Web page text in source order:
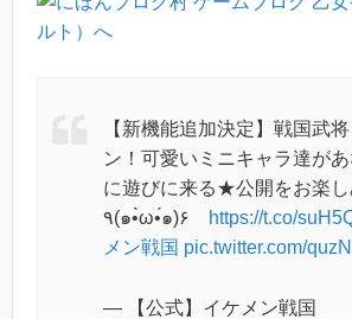
【新機能追加決定】戦国武
ン！可愛いミニキャラ達が
に遊びに来る★公開をお楽し
٩(๑•̀ω•́๑)۶
https://t.co/
メン戦国 pic.twitter.com/
— 【公式】イケメン戦国